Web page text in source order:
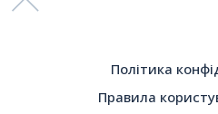
Політика
Правила